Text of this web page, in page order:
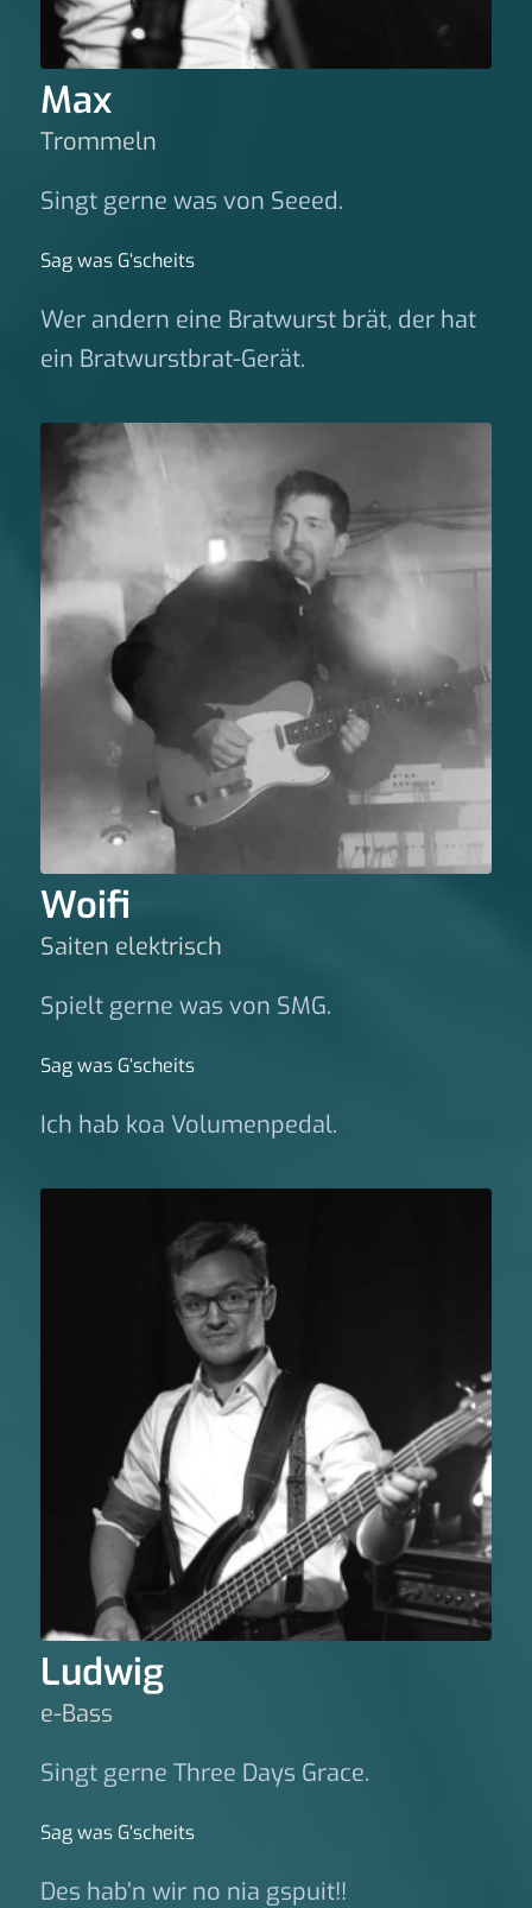
Max
Trommeln
Singt gerne was von Seeed.
Sag was G‘scheits
Wer andern eine Bratwurst brät, der hat
ein Bratwurstbrat-Gerät.
Woifi
Saiten elektrisch
Spielt gerne was von SMG.
Sag was G‘scheits
Ich hab koa Volumenpedal.
Ludwig
e-Bass
Singt gerne Three Days Grace.
Sag was G‘scheits
Des hab’n wir no nia gspuit!!